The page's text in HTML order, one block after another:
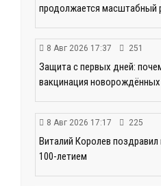
продолжается масштабный
8 Авг 2026 17:37 251
Защита с первых дней:
вакцинация новорождённых
8 Авг 2026 17:17 225
Виталий Королев поздравил
100-летием